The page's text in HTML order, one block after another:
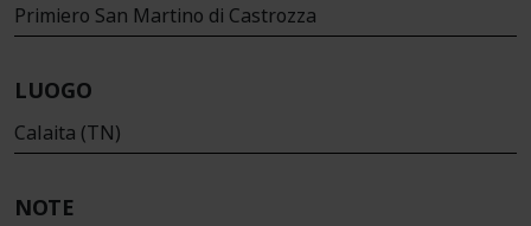
Primiero San Martino di Castrozza
LUOGO
Calaita (TN)
NOTE